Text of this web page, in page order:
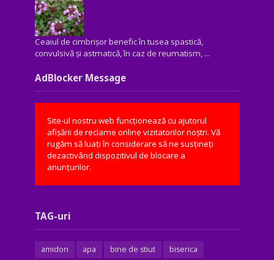
Ceaiul de cimbrișor benefic în tusea spastică,
convulsivă şi astmatică, în caz de reumatism, ...
AdBlocker Message
Site-ul nostru web funcționează cu ajutorul
afișării de reclame online vizitatorilor noștri. Vă
rugăm să luați în considerare să ne susțineți
dezactivând dispozitivul de blocare a
anunțurilor.
TAG-uri
amidon apa bine de stiut biserica